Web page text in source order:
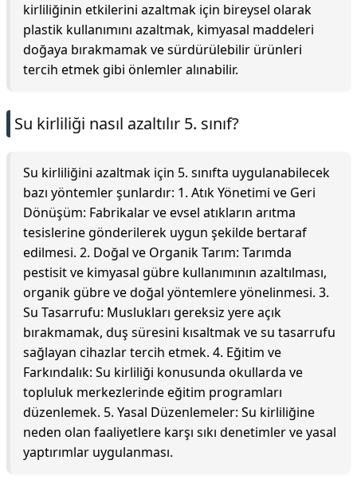
kirliliğinin etkilerini azaltmak için bireysel olarak
plastik kullanımını azaltmak, kimyasal maddeleri
doğaya bırakmamak ve sürdürülebilir ürünleri
tercih etmek gibi önlemler alınabilir.
Su kirliliği nasıl azaltılır 5. sınıf?
Su kirliliğini azaltmak için 5. sınıfta uygulanabilecek
bazı yöntemler şunlardır: 1. Atık Yönetimi ve Geri
Dönüşüm: Fabrikalar ve evsel atıkların arıtma
tesislerine gönderilerek uygun şekilde bertaraf
edilmesi. 2. Doğal ve Organik Tarım: Tarımda
pestisit ve kimyasal gübre kullanımının azaltılması,
organik gübre ve doğal yöntemlere yönelinmesi. 3.
Su Tasarrufu: Muslukları gereksiz yere açık
bırakmamak, duş süresini kısaltmak ve su tasarrufu
sağlayan cihazlar tercih etmek. 4. Eğitim ve
Farkındalık: Su kirliliği konusunda okullarda ve
topluluk merkezlerinde eğitim programları
düzenlemek. 5. Yasal Düzenlemeler: Su kirliliğine
neden olan faaliyetlere karşı sıkı denetimler ve yasal
yaptırımlar uygulanması.